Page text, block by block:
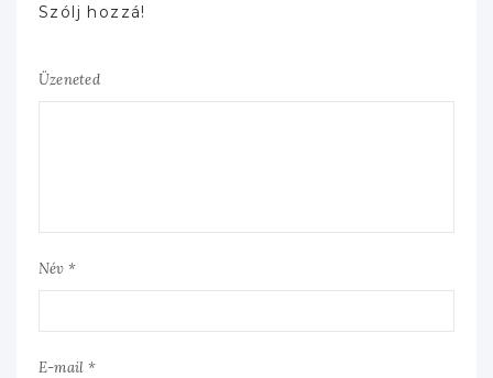
Szólj hozzá!
Üzeneted
Név *
E-mail *